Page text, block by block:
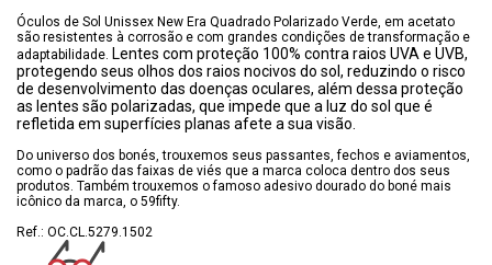
Óculos de Sol Unissex New Era Quadrado Polarizado Verde, em acetato
são resistentes à corrosão e com grandes condições de transformação e
adaptabilidade. Lentes com proteção 100% contra raios UVA e UVB,
protegendo seus olhos dos raios nocivos do sol, reduzindo o risco
de desenvolvimento das doenças oculares, além dessa proteção
as lentes são polarizadas, que impede que a luz do sol que é
refletida em superfícies planas afete a sua visão.
Do universo dos bonés, trouxemos seus passantes, fechos e aviamentos,
como o padrão das faixas de viés que a marca coloca dentro dos seus
produtos. Também trouxemos o famoso adesivo dourado do boné mais
icônico da marca, o 59fifty.
Ref.: OC.CL.5279.1502